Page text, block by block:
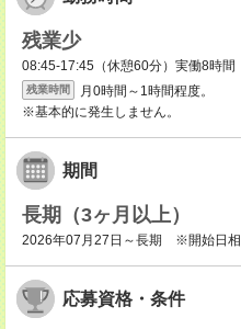
残業少
08:45-17:45（休憩60分）実働8時間
残業時間
月0時間～1時間程度。
※基本的に発生しません。
期間
長期（3ヶ月以上）
2026年07月27日～長期 ※開始日
応募資格・条件